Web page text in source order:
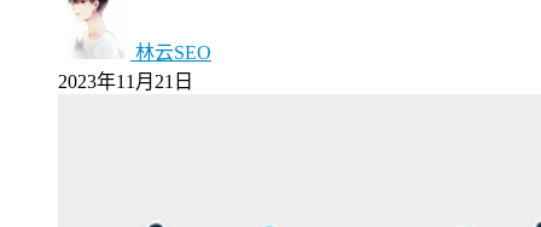
林云SEO
2023年11月21日